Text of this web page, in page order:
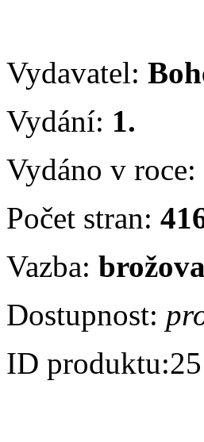
Vydavatel:
Vydání: 1.
Vydáno v roce:
Počet stran:
Vazba:
Dostupnost:
ID produktu: